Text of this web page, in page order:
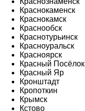
Краснокаменск
Краснокамск
Краснообск
Краснотурьинск
Красноуральск
Красноярск
Красный Посёлок
Красный Яр
Кронштадт
Кропоткин
Крымск
Кстово